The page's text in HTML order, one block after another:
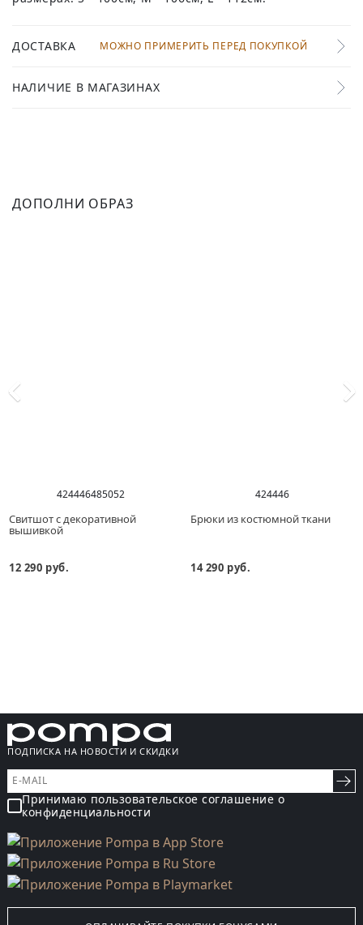
ДОСТАВКА МОЖНО ПРИМЕРИТЬ ПЕРЕД ПОКУПКОЙ
НАЛИЧИЕ В МАГАЗИНАХ
ДОПОЛНИ ОБРАЗ
424446485052
Свитшот с декоративной
вышивкой
12 290 руб.
424446
Брюки из костюмной ткани
14 290 руб.
ПОДПИСКА НА НОВОСТИ И СКИДКИ
Принимаю пользовательское соглашение о
конфиденциальности